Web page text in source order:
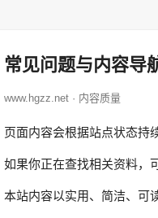
常见问题与内容导
www.hgzz.net · 内容质量
页面内容会根据站点状态持
如果你正在查找相关资料，
本站内容以实用、简洁、可